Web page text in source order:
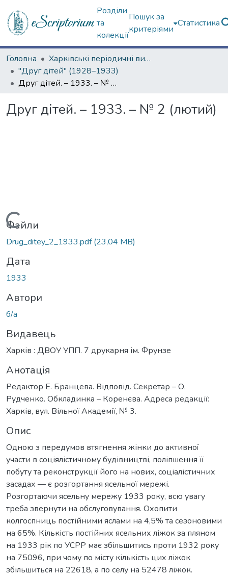
Розділи
та
колекції
Пошук за
критеріями
Статистика
Головна
Харківські періодичні видання
"Друг дітей" (1928–1933)
Друг дітей. – 1933. – № 2 (лютий)
Друг дітей. – 1933. – № 2 (лютий)
Вантажиться...
Файли
Drug_ditey_2_1933.pdf(23,04 MB)
Дата
1933
Автори
б/а
Видавець
Харків : ДВОУ УПП. 7 друкарня ім. Фрунзе
Анотація
Редактор Е. Бранцева. Відповід. Секретар – О.
Рудченко. Обкладинка – Коренєва. Адреса редакції:
Харків, вул. Вільної Академії, № 3.
Опис
Одною з передумов втягнення жінки до активної
участи в соціялістичному будівництві, поліпшення її
побуту та реконструкції його на нових, соціалістичних
засадах — є розгортання ясельної мережі.
Розгортаючи ясельну мережу 1933 року, всю увагу
треба звернути на обслуговування. Охопити
колгоспниць постійними яслами на 4,5% та сезоновими
на 65%. Кількість постійних ясельних ліжок за пляном
на 1933 рік по УСРР має збільшитись проти 1932 року
на 75096, при чому по місту кількість цих ліжок
збільшиться на 22618, а по селу на 52478 ліжок.